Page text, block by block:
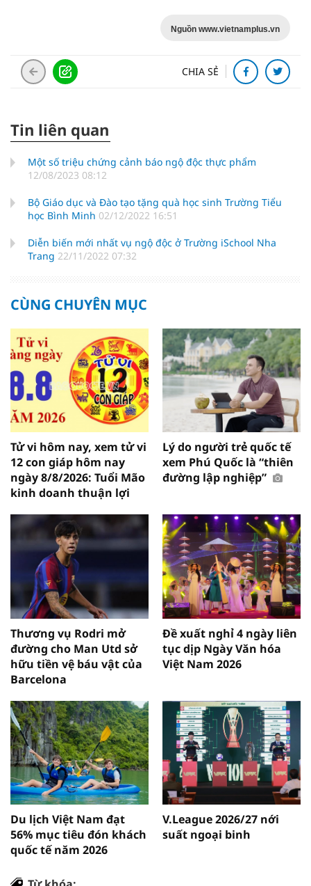
Nguồn www.vietnamplus.vn
CHIA SẺ
Tin liên quan
Một số triệu chứng cảnh báo ngộ độc thực phẩm
12/08/2023 08:12
Bộ Giáo dục và Đào tạo tặng quà học sinh Trường Tiểu
học Bình Minh 02/12/2022 16:51
Diễn biến mới nhất vụ ngộ độc ở Trường iSchool Nha
Trang 22/11/2022 07:32
CÙNG CHUYÊN MỤC
Tử vi hôm nay, xem tử vi
12 con giáp hôm nay
ngày 8/8/2026: Tuổi Mão
kinh doanh thuận lợi
Lý do người trẻ quốc tế
xem Phú Quốc là “thiên
đường lập nghiệp”
Thương vụ Rodri mở
đường cho Man Utd sở
hữu tiền vệ báu vật của
Barcelona
Đề xuất nghỉ 4 ngày liên
tục dịp Ngày Văn hóa
Việt Nam 2026
Du lịch Việt Nam đạt
56% mục tiêu đón khách
quốc tế năm 2026
V.League 2026/27 nới
suất ngoại binh